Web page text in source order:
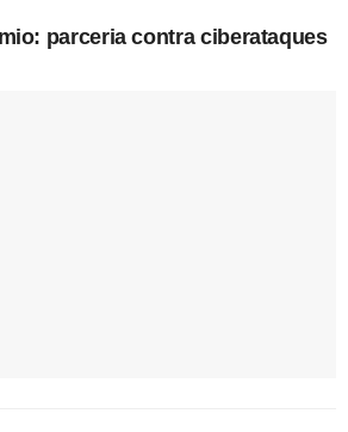
parceria contra ciberataques